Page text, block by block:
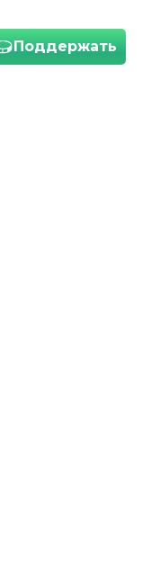
Поддержать